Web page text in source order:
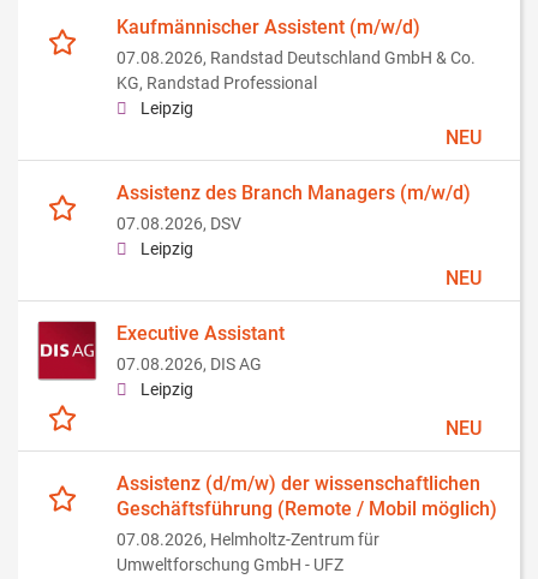
Kaufmännischer Assistent (m/w/d)
07.08.2026, Randstad Deutschland GmbH & Co.
KG, Randstad Professional
Leipzig
NEU
Assistenz des Branch Managers (m/w/d)
07.08.2026, DSV
Leipzig
NEU
Executive Assistant
07.08.2026, DIS AG
Leipzig
NEU
Assistenz (d/m/w) der wissenschaftlichen
Geschäftsführung (Remote / Mobil möglich)
07.08.2026, Helmholtz-Zentrum für
Umweltforschung GmbH - UFZ